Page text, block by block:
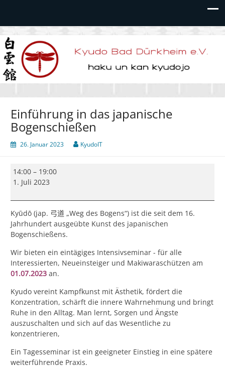
Kyudo Bad Dürkheim e.V.
Einführung in das japanische
Bogenschießen
26. Januar 2023 KyudoIT
Einführung
in
das
japanische
Bogenschießen
14:00 – 19:00
1. Juli 2023
Kyūdō (jap. 弓道 „Weg des Bogens“) ist die seit dem 16.
Jahrhundert ausgeübte Kunst des japanischen
Bogenschießens.
Wir bieten ein eintägiges Intensivseminar - für alle
Interessierten, Neueinsteiger und Makiwaraschützen am
01.07.2023 an.
Kyudo vereint Kampfkunst mit Ästhetik, fördert die
Konzentration, schärft die innere Wahrnehmung und bringt
Ruhe in den Alltag. Man lernt, Sorgen und Ängste
auszuschalten und sich auf das Wesentliche zu
konzentrieren,
Ein Tagesseminar ist ein geeigneter Einstieg in eine spätere
weiterführende Praxis.